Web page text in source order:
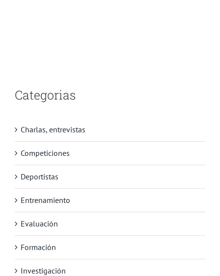
Categorias
Charlas, entrevistas
Competiciones
Deportistas
Entrenamiento
Evaluación
Formación
Investigación